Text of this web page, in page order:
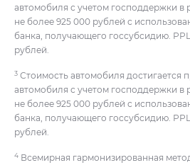
автомобиля с учетом господдержки в
не более 925 000 рублей с
банка, получающего госсубсидию.
рублей.
3 Стоимость автомобиля достигается
автомобиля с учетом господдержки в
не более 925 000 рублей с
банка, получающего госсубсидию.
рублей.
4 Всемирная гармонизированная